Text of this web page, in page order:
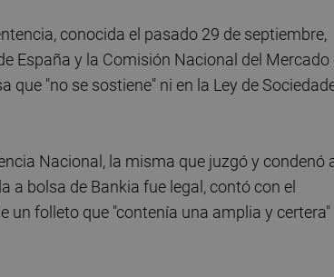
conocida el pasado 29 de septiembre,
España y la Comisión Nacional del Mercado
"no se sostiene" ni en la Ley de
Nacional, la misma que juzgó y condenó
a bolsa de Bankia fue legal, contó con el
un folleto que "contenía una amplia y certera"